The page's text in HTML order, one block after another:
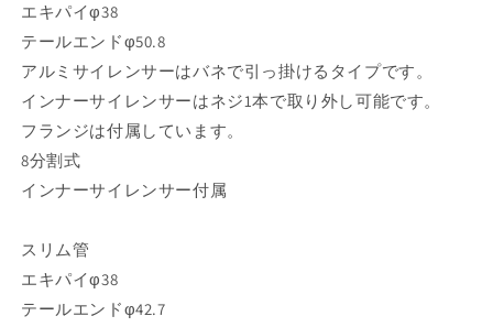
エキパイφ38
テールエンドφ50.8
アルミサイレンサーはバネで引っ掛けるタイプです。
インナーサイレンサーはネジ1本で取り外し可能です。
フランジは付属しています。
8分割式
インナーサイレンサー付属
スリム管
エキパイφ38
テールエンドφ42.7